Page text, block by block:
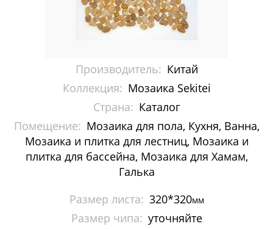
Мозаика Bonaparte
Мозаика Dao
Мозаика Decor-mosaic
Мозаика Imagine Mosaic
Мозаика Irida
Мозаика Mir Mosaic
Производитель: Китай
Коллекция: Мозаика Sekitei
Страна: Каталог
Помещение: Мозаика для пола, Кухня, Ванна,
Мозаика и плитка для лестниц, Мозаика и
плитка для бассейна, Мозаика для Хамам,
Галька
Размер листа: 320*320мм
Размер чипа: уточняйте